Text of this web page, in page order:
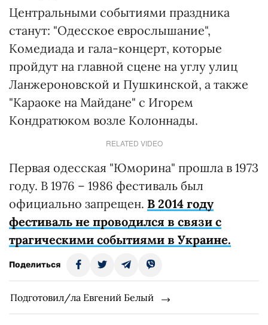
Центральными событиями праздника
станут: "Одесское еврослышание",
Комедиада и гала-концерт, которые
пройдут на главной сцене на углу улиц
Ланжероновской и Пушкинской, а также
"Караоке на Майдане" с Игорем
Кондратюком возле Колоннады.
RELATED VIDEO
Первая одесская "Юморина" прошла в 1973
году. В 1976 – 1986 фестиваль был
официально запрещен. В 2014 году
фестиваль не проводился в связи с
трагическими событиями в Украине.
Поделиться
Подготовил/ла Евгений Белый